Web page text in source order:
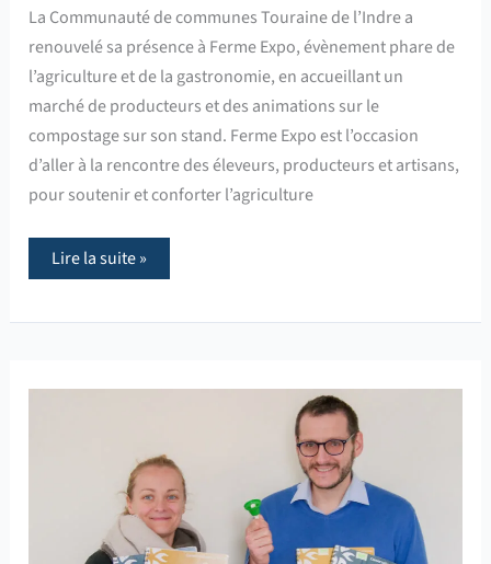
La Communauté de communes Touraine de l’Indre a
renouvelé sa présence à Ferme Expo, évènement phare de
l’agriculture et de la gastronomie, en accueillant un
marché de producteurs et des animations sur le
compostage sur son stand. Ferme Expo est l’occasion
d’aller à la rencontre des éleveurs, producteurs et artisans,
pour soutenir et conforter l’agriculture
Lire la suite »
Conversations